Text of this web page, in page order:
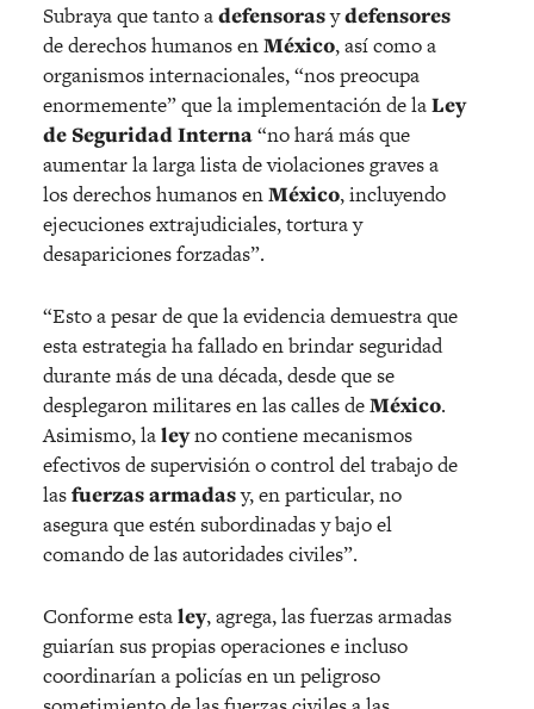
Subraya que tanto adefensorasydefensores
de derechos humanos enMéxico, así como a
organismos internacionales, “nos preocupa
enormemente” que la implementación de laLey
de Seguridad Interna“no hará más que
aumentar la larga lista de violaciones graves a
los derechos humanos enMéxico, incluyendo
ejecuciones extrajudiciales, tortura y
desapariciones forzadas”.
“Esto a pesar de que la evidencia demuestra que
esta estrategia ha fallado en brindar seguridad
durante más de una década, desde que se
desplegaron militares en las calles deMéxico.
Asimismo, laleyno contiene mecanismos
efectivos de supervisión o control del trabajo de
lasfuerzas armadasy, en particular, no
asegura que estén subordinadas y bajo el
comando de las autoridades civiles”.
Conforme estaley, agrega, las fuerzas armadas
guiarían sus propias operaciones e incluso
coordinarían a policías en un peligroso